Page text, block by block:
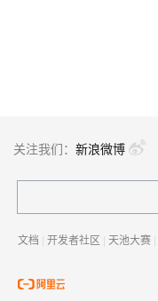
关注我们： 新浪微博
文档 | 开发者社区 | 天池大赛 |